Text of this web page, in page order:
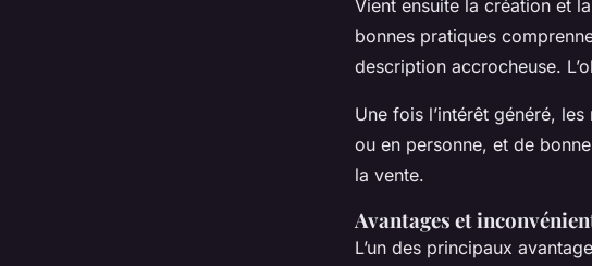
Vient ensuite la création et
bonnes pratiques
description accrocheuse.
Une fois l’intérêt généré,
ou en personne, et de
la vente.
Avantages et
L’un des principaux